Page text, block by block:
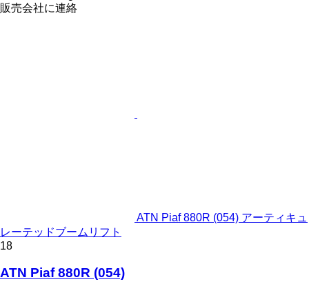
販売会社に連絡
ATN Piaf 880R (054) アーティキュ
レーテッドブームリフト
18
ATN Piaf 880R (054)